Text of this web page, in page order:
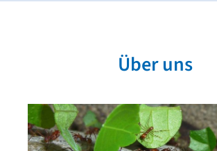
Über uns